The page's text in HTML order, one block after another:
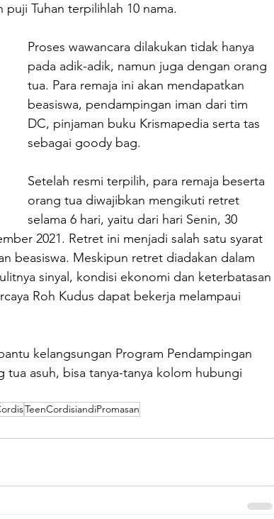
Tuhan terpilihlah 10 nama.
Proses wawancara dilakukan tidak hanya
pada adik-adik, namun juga dengan orang
tua. Para remaja ini akan mendapatkan
beasiswa, pendampingan iman dari tim
DC, pinjaman buku Krismapedia serta tas
sebagai goody bag.
Setelah resmi terpilih, para remaja beserta
orang tua diwajibkan mengikuti retret
selama 6 hari, yaitu dari hari Senin, 30
2021. Retret ini menjadi salah satu syarat
beasiswa. Meskipun retret diadakan dalam
sinyal, kondisi ekonomi dan keterbatasan
Roh Kudus dapat bekerja melampaui
kelangsungan Program Pendampingan
asuh, bisa tanya-tanya kolom hubungi
TeenCordisiandiPromasan